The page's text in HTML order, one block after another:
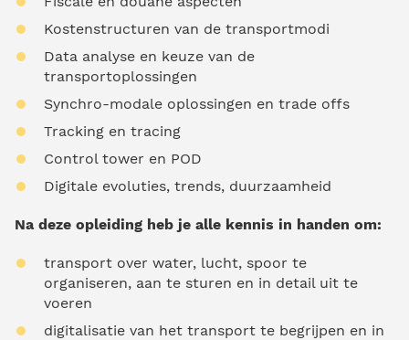
Kostenstructuren van de transportmodi
Data analyse en keuze van de
transportoplossingen
Synchro-modale oplossingen en trade offs
Tracking en tracing
Control tower en POD
Digitale evoluties, trends, duurzaamheid
Na deze opleiding heb je alle kennis in handen om:
transport over water, lucht, spoor te
organiseren, aan te sturen en in detail uit te
voeren
digitalisatie van het transport te begrijpen en in